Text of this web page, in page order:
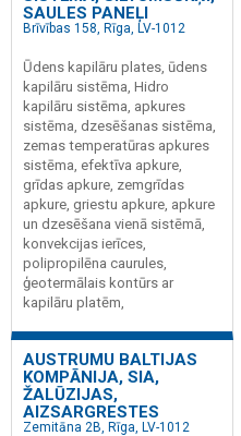
SAULES PANEĻI
Brīvības 158, Rīga, LV-1012
Ūdens kapilāru plates, ūdens
kapilāru sistēma, Hidro
kapilāru sistēma, apkures
sistēma, dzesēšanas sistēma,
zemas temperatūras apkures
sistēma, efektīva apkure,
grīdas apkure, zemgrīdas
apkure, griestu apkure, apkure
un dzesēšana vienā sistēmā,
konvekcijas ierīces,
polipropilēna caurules,
ģeotermālais kontūrs ar
kapilāru platēm,
AUSTRUMU BALTIJAS
KOMPĀNIJA, SIA,
ŽALŪZIJAS,
AIZSARGRESTES
Zemitāna 2B, Rīga, LV-1012